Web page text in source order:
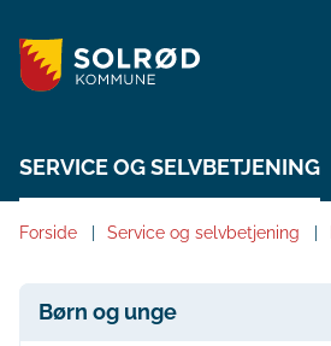
SERVICE OG SELVBETJENING
Forside Service og selvbetjening
Børn og unge